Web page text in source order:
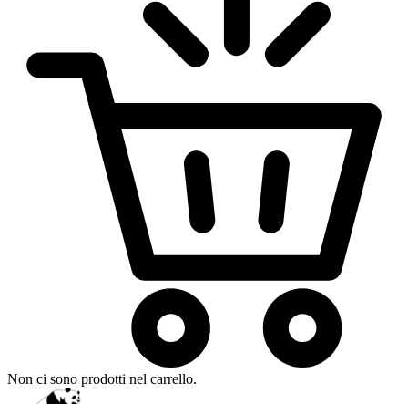
Non ci sono prodotti nel carrello.